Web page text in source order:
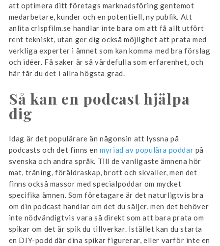
att optimera ditt företags marknadsföring gentemot
medarbetare, kunder och en potentiell, ny publik. Att
anlita crispfilm.se handlar inte bara om att få allt utfört
rent tekniskt, utan ger dig också möjlighet att prata med
verkliga experter i ämnet som kan komma med bra förslag
och idéer. Få saker är så värdefulla som erfarenhet, och
här får du det i allra högsta grad.
Så kan en podcast hjälpa
dig
Idag är det populärare än någonsin att lyssna på
podcasts och det finns enmyriad av populära poddar på
svenska och andra språk. Till de vanligaste ämnena hör
mat, träning, föräldraskap, brott och skvaller, men det
finns också massor med specialpoddar om mycket
specifika ämnen. Som företagare är det naturligtvis bra
om din podcast handlar om det du säljer, men det behöver
inte nödvändigtvis vara så direkt som att bara prata om
spikar om det är spik du tillverkar. Istället kan du starta
en DIY-podd där dina spikar figurerar, eller varför inte en